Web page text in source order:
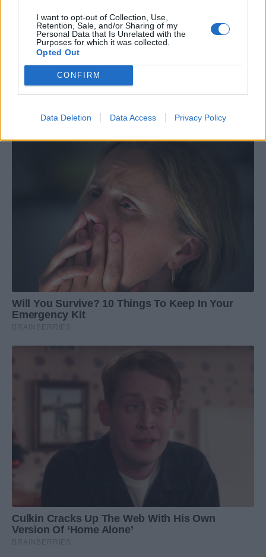
I want to opt-out of Collection, Use,
Retention, Sale, and/or Sharing of my
Personal Data that Is Unrelated with the
Purposes for which it was collected.
Opted Out
CONFIRM
Data Deletion Data Access Privacy Policy